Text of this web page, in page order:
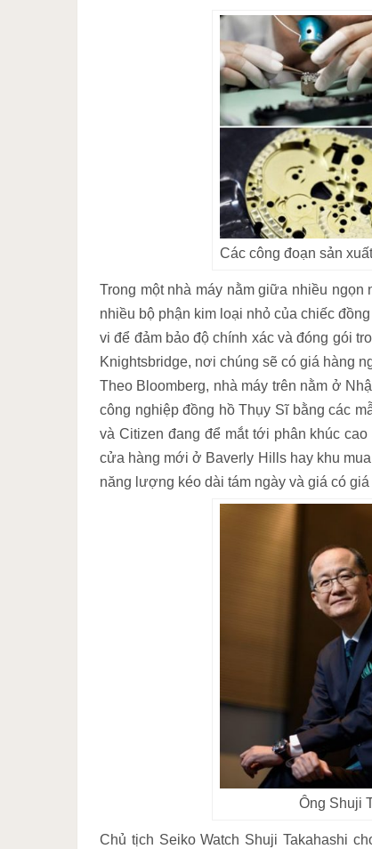
Các công đoạn sản
Trong một nhà máy nằm giữa nhiều
nhiều bộ phận kim loại nhỏ của chiếc
vi để đảm bảo độ chính xác và đóng gói
Knightsbridge, nơi chúng sẽ có giá hàng
Theo Bloomberg, nhà máy trên nằm ở
công nghiệp đồng hồ Thụy Sĩ bằng các
và Citizen đang để mắt tới phân khúc
cửa hàng mới ở Baverly Hills hay khu
năng lượng kéo dài tám ngày và giá có
Ông Shuji
Chủ tịch Seiko Watch Shuji Takahashi